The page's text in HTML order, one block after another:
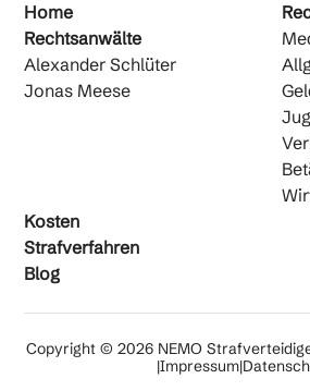
Home
Rechtsanwälte
Alexander Schlüter
Jonas Meese
Kosten
Strafverfahren
Blog
Copyright © 2026 NEMO
|Impressum|